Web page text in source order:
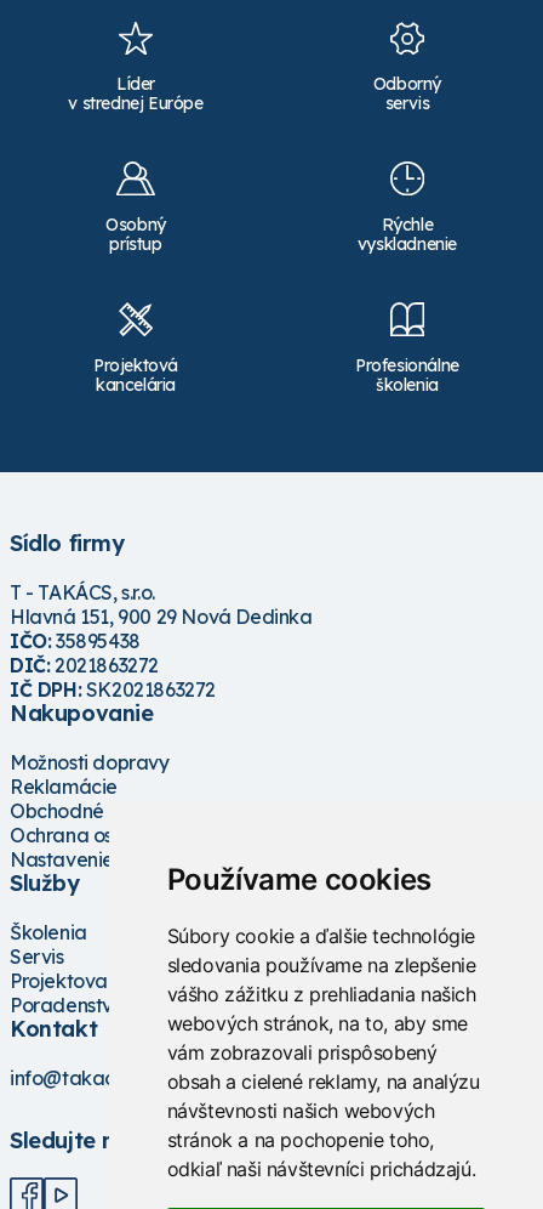
Používame cookies
Súbory cookie a ďalšie technológie
sledovania používame na zlepšenie
vášho zážitku z prehliadania našich
webových stránok, na to, aby sme
vám zobrazovali prispôsobený
obsah a cielené reklamy, na analýzu
návštevnosti našich webových
stránok a na pochopenie toho,
odkiaľ naši návštevníci prichádzajú.
Líder
v strednej Európe
Odborný
servis
Osobný
prístup
Rýchle
vyskladnenie
Projektová
kancelária
Profesionálne
školenia
Sídlo firmy
T - TAKÁCS, s.r.o.
Hlavná 151, 900 29 Nová Dedinka
IČO:35895438
DIČ:2021863272
IČ DPH:SK2021863272
Nakupovanie
Možnosti dopravy
Reklamácie
Obchodné podmienky
Ochrana osobných údajov
Nastavenie cookies
Služby
Školenia
Servis
Projektovanie
Poradenstvo
Kontakt
info@takacs.sk
Sledujte nás